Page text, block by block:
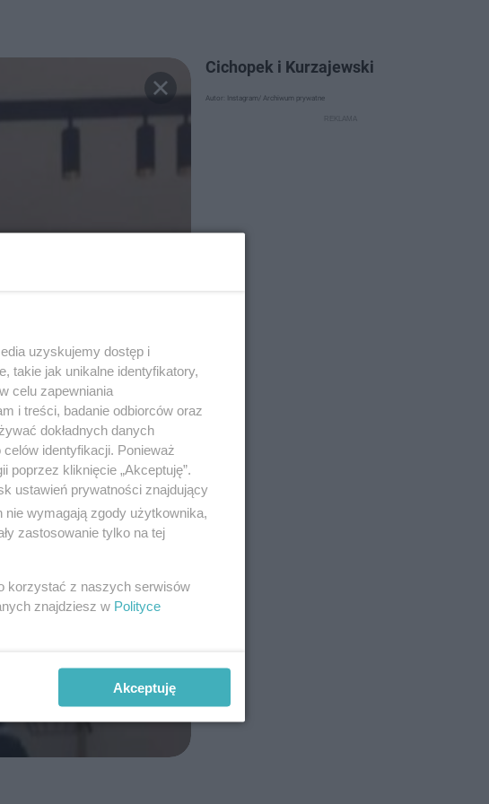
Cichopek i Kurzajewski
Autor: Instagram/ Archiwum prywatne
uzyskujemy dostęp i
takie jak unikalne identyfikatory,
celu zapewniania
i treści, badanie odbiorców oraz
dokładnych danych
identyfikacji. Ponieważ
poprzez kliknięcie „Akceptuję”.
ustawień prywatności znajdujący
nie wymagają zgody użytkownika,
zastosowanie tylko na tej
korzystać z naszych serwisów
znajdziesz w Polityce
Akceptuję